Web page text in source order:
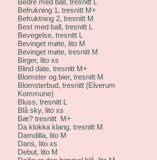
Bedre med ball, tresnitt L
Befrukning 1, tresnitt M+
Befruktning 2, tresnitt M
Best med ball, tresnitt L
Bevegelse, tresnitt L
Bevinget møte, lito M
Bevinget møte, tresnitt M
Birger, lito xs
Blind date, tresnitt M+
Blomster og bier, tresnitt M
Blomsterbud, tresnitt (Elverum
Kommune)
Bluss, tresnitt L
Blå sky, lito xs
Bæ? tresnitt M+
Da klokka klang, tresnitt M
Damdilla, lito M
Dans, lito xs
Debut, lito M